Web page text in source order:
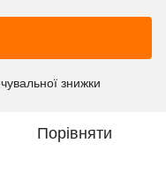
знижки
Порівняти